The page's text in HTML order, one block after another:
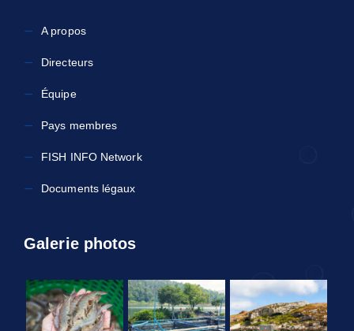
A propos
Directeurs
Équipe
Pays membres
FISH INFO Network
Documents légaux
Galerie photos